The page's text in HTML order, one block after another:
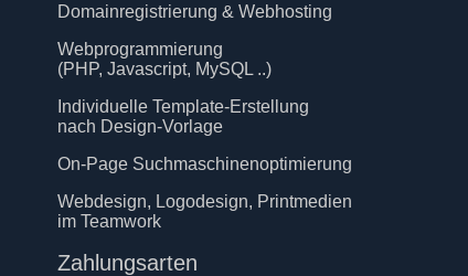
Domainregistrierung & Webhosting
Webprogrammierung
(PHP, Javascript, MySQL ..)
Individuelle Template-Erstellung
nach Design-Vorlage
On-Page Suchmaschinenoptimierung
Webdesign, Logodesign, Printmedien
im Teamwork
Zahlungsarten